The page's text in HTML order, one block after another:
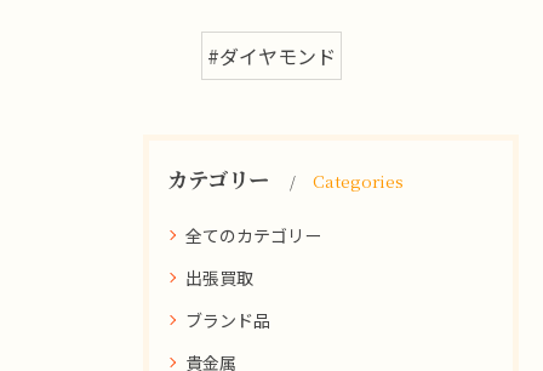
#ダイヤモンド
カテゴリー Categories
全てのカテゴリー
出張買取
ブランド品
貴金属